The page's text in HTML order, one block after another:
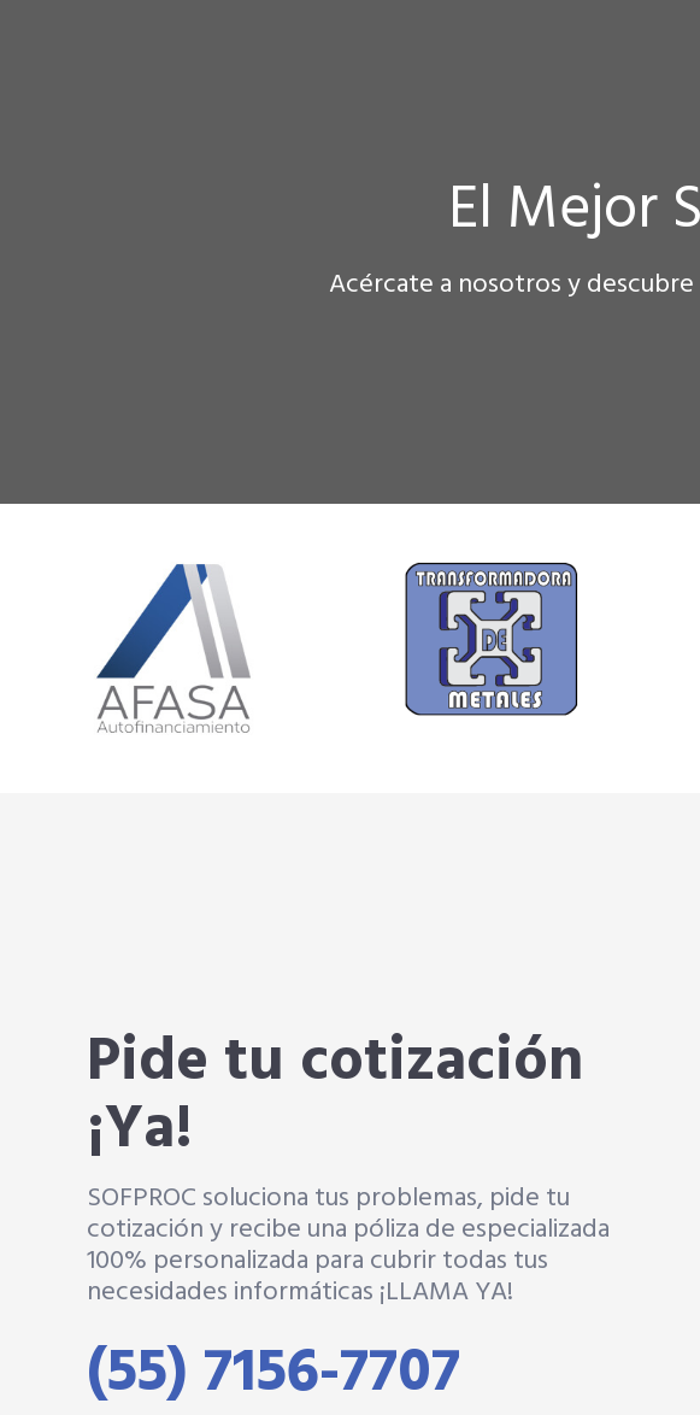
El Mejor
Acércate a nosotros y
Pide tu cotización
¡Ya!
SOFPROC soluciona tus problemas, pide tu
cotización y recibe una póliza de especializada
100% personalizada para cubrir todas tus
necesidades informáticas ¡LLAMA YA!
(55) 7156-7707